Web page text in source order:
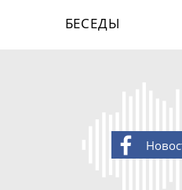
БЕСЕДЫ